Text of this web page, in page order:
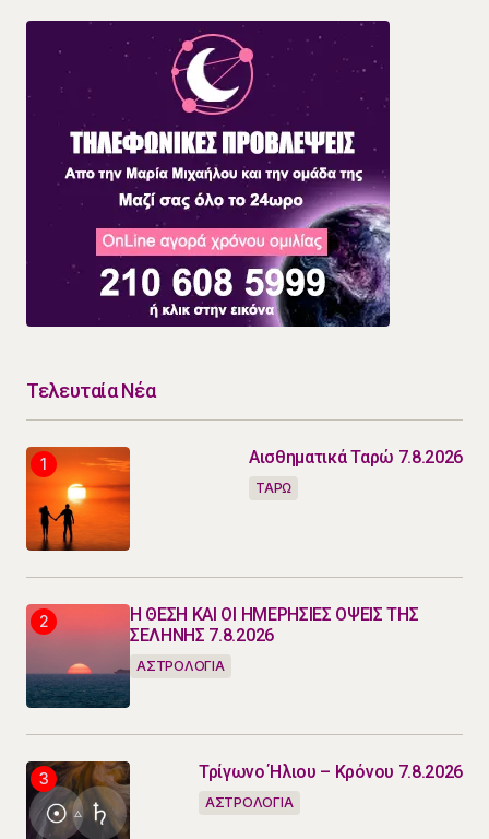
Τελευταία Νέα
Αισθηματικά Ταρώ 7.8.2026
ΤΑΡΩ
Η ΘΕΣΗ ΚΑΙ ΟΙ ΗΜΕΡΗΣΙΕΣ ΟΨΕΙΣ ΤΗΣ
ΣΕΛΗΝΗΣ 7.8.2026
ΑΣΤΡΟΛΟΓΙΑ
Τρίγωνο Ήλιου – Κρόνου 7.8.2026
ΑΣΤΡΟΛΟΓΙΑ